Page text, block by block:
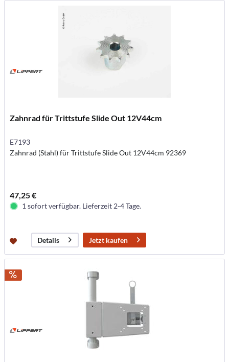
Zahnrad für Trittstufe Slide Out 12V44cm
E7193
Zahnrad (Stahl) für Trittstufe Slide Out 12V44cm 92369
47,25 €
1 sofort verfügbar. Lieferzeit 2-4 Tage.
Details Jetzt kaufen